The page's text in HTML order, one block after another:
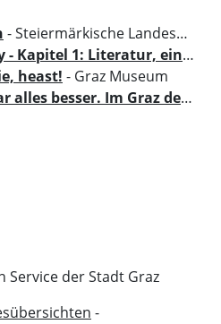
- Steiermärkische Landesbibliothek
1: Literatur, ein Ort um sich zu versammeln
heast! - Graz Museum
besser. Im Graz der 70er
Service der Stadt Graz
-